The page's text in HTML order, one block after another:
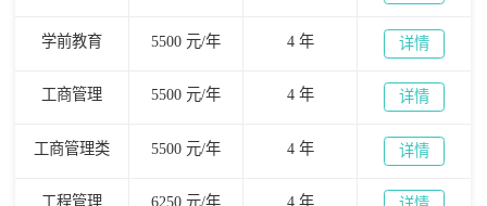
学前教育 5500 元/年 4 年 详情
工商管理 5500 元/年 4 年 详情
工商管理类 5500 元/年 4 年 详情
工程管理 6250 元/年 4 年